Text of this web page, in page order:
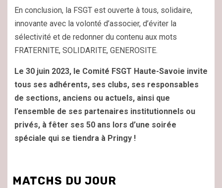
En conclusion, la FSGT est ouverte à tous, solidaire,
innovante avec la volonté d’associer, d’éviter la
sélectivité et de redonner du contenu aux mots
FRATERNITE, SOLIDARITE, GENEROSITE.
Le 30 juin 2023, le Comité FSGT Haute-Savoie invite
tous ses adhérents, ses clubs, ses responsables
de sections, anciens ou actuels, ainsi que
l’ensemble de ses partenaires institutionnels ou
privés, à fêter ses 50 ans lors d’une soirée
spéciale qui se tiendra à Pringy !
MATCHS DU JOUR